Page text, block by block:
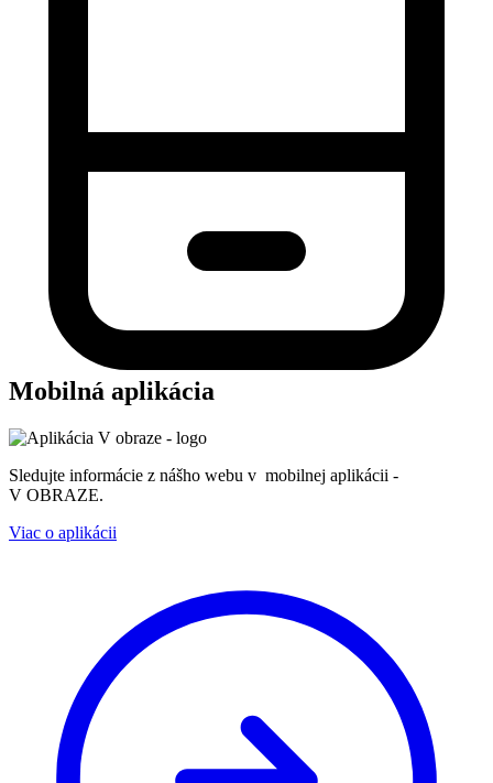
Mobilná aplikácia
Sledujte informácie z nášho webu v mobilnej aplikácii -
V OBRAZE.
Viac o aplikácii